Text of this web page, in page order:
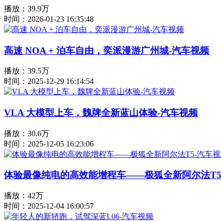
播放：39.9万
时间：2026-01-23 16:35:48
高速 NOA + 泊车自由，奕派漫游广州城-汽车视频
播放：39.5万
时间：2025-12-29 16:14:54
VLA 大模型上车，魏牌全新蓝山体验-汽车视频
播放：30.6万
时间：2025-12-05 16:23:06
体验最像纯电的高效能增程车——极狐全新阿尔法
播放：42万
时间：2025-12-04 16:00:57